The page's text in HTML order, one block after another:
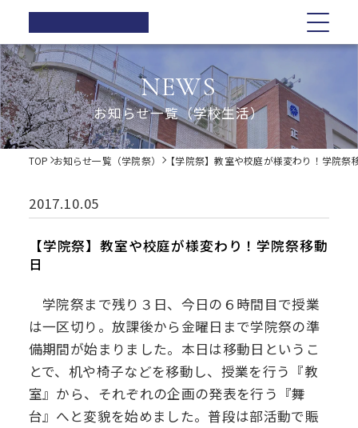
正則高等
学校
学校紹介
正則高等学校の3つの柱
校長ご挨拶
歴史・伝統
制服紹介
教育の特色
正則教育の全体図
学習指導
教科紹介
教育内容
生活指導
学校生活
年間行事
体育祭
学院祭
学習旅行
入試情報
オープンスクール・学校説明会
募集要項
Web出願について
入試Q&A
在校生の方へ
卒業生の方へ
各種証明書の発行
同窓会
学校紹介
正則高等学校の3つの柱
校長ご挨拶
施設紹介
教育の特色
正則教育の全体図
教育内容
進路指導
進路実績
卒業生の声
学校生活
学習旅行
体験学習
学院祭特設ページ
募集要項
Web出願について
入試Q&A
学費軽減・助成制度
在校生の方へ
卒業生の方へ
各種証明書の発行
同窓会
デジタルパンフレット
NEWS
お知らせ一覧（学校生活）
TOP お知らせ一覧（学院祭） 【学院祭】教室や校庭が様変わり！学院祭
2017.10.05
【学院祭】教室や校庭が様変わり！学院祭移動
日
学院祭まで残り３日、今日の６時間目で授業
は一区切り。放課後から金曜日まで学院祭の準
備期間が始まりました。本日は移動日というこ
とで、机や椅子などを移動し、授業を行う『教
室』から、それぞれの企画の発表を行う『舞
台』へと変貌を始めました。普段は部活動で賑